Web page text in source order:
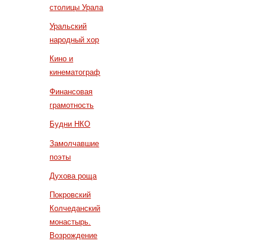
столицы Урала
Уральский
народный хор
Кино и
кинематограф
Финансовая
грамотность
Будни НКО
Замолчавшие
поэты
Духова роща
Покровский
Колчеданский
монастырь.
Возрождение